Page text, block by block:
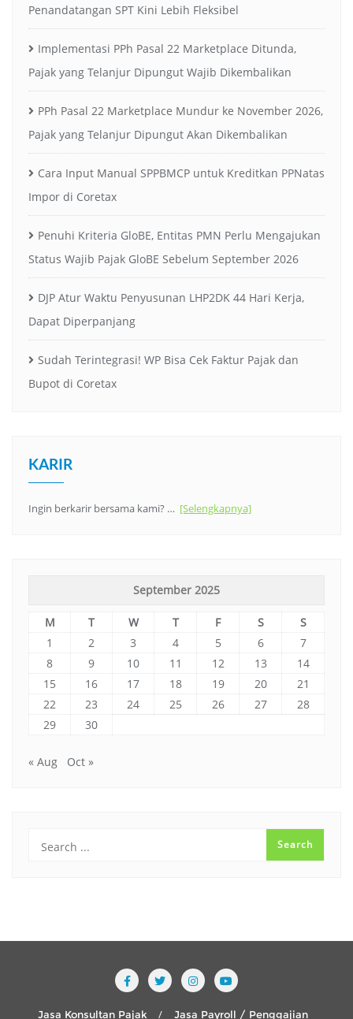
Penandatangan SPT Kini Lebih Fleksibel
Implementasi PPh Pasal 22 Marketplace Ditunda,
Pajak yang Telanjur Dipungut Wajib Dikembalikan
PPh Pasal 22 Marketplace Mundur ke November 2026,
Pajak yang Telanjur Dipungut Akan Dikembalikan
Cara Input Manual SPPBMCP untuk Kreditkan PPNatas
Impor di Coretax
Penuhi Kriteria GloBE, Entitas PMN Perlu Mengajukan
Status Wajib Pajak GloBE Sebelum September 2026
DJP Atur Waktu Penyusunan LHP2DK 44 Hari Kerja,
Dapat Diperpanjang
Sudah Terintegrasi! WP Bisa Cek Faktur Pajak dan
Bupot di Coretax
KARIR
Ingin berkarir bersama kami? … [Selengkapnya]
September 2025
M T W T F S
S
1
2 3 4 5 6
7
8
9 10 11 12 13
14
15
16 17 18 19 20
21
22
23 24 25 26 27
28
29
30
« Aug Oct »
Jasa Konsultan Pajak Jasa Payroll / Penggajian